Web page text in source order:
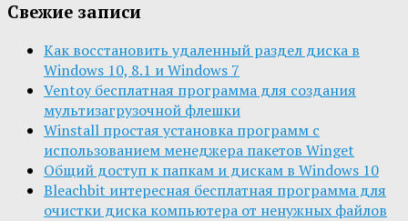
Свежие записи
Как восстановить удаленный раздел диска в
Windows 10, 8.1 и Windows 7
Ventoy бесплатная программа для создания
мультизагрузочной флешки
Winstall простая установка программ с
использованием менеджера пакетов Winget
Общий доступ к папкам и дискам в Windows 10
Bleachbit интересная бесплатная программа для
очистки диска компьютера от ненужных файлов